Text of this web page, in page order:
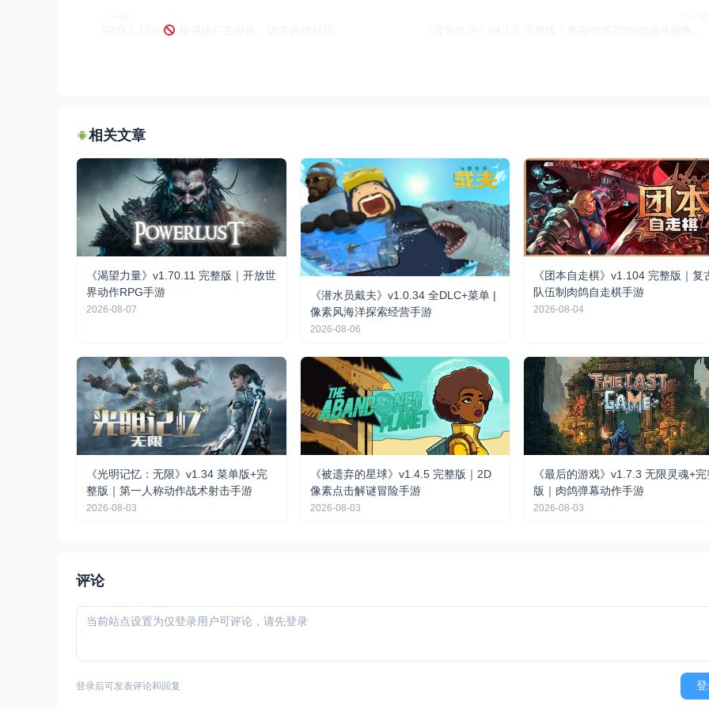
相关文章
《渴望力量》v1.70.11 完整版｜开放世
界动作RPG手游
2026-08-07
《潜水员戴夫》v1.0.34 全DLC+菜单 |
像素风海洋探索经营手游
2026-08-06
《团本自走棋》v1.104 完整版｜复
队伍制肉鸽自走棋手游
2026-08-04
《光明记忆：无限》v1.34 菜单版+完
整版｜第一人称动作战术射击手游
2026-08-03
《被遗弃的星球》v1.4.5 完整版｜2D
像素点击解谜冒险手游
2026-08-03
《最后的游戏》v1.7.3 无限灵魂+
版｜肉鸽弹幕动作手游
2026-08-03
评论
登录后可发表评论和回复